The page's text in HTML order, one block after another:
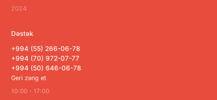
2024
Dəstək
+994 (55) 266-06-78
+994 (70) 972-07-77
+994 (50) 646-06-78
Geri zəng et
10:00 - 17:00